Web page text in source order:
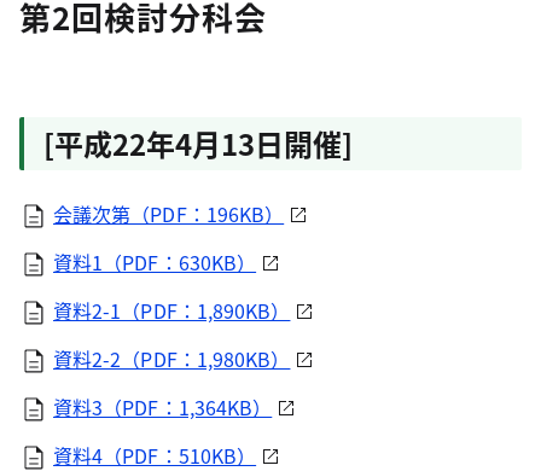
第2回検討分科会
[平成22年4月13日開催]
会議次第（PDF：196KB）
資料1（PDF：630KB）
資料2-1（PDF：1,890KB）
資料2-2（PDF：1,980KB）
資料3（PDF：1,364KB）
資料4（PDF：510KB）